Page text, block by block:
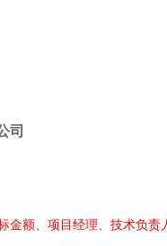
司
金额、项目经理、技术负